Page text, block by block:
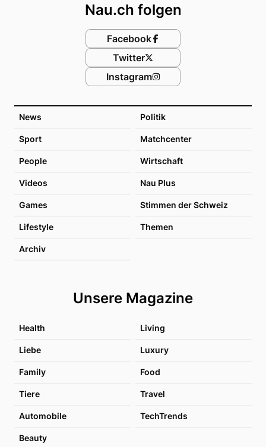
News Politik
Sport Matchcenter
People Wirtschaft
Videos Nau Plus
Games Stimmen der Schweiz
Lifestyle Themen
Archiv
Unsere Magazine
Health Living
Liebe Luxury
Family Food
Tiere Travel
Automobile TechTrends
Beauty
Nau.ch folgen
Facebook
Twitter
Instagram